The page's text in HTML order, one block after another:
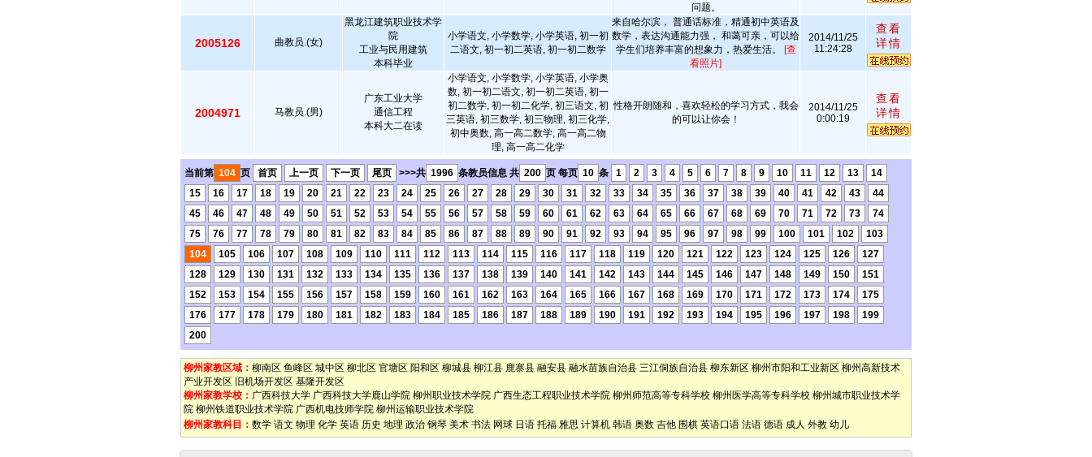
问题。
2005126 曲教员.(女)
黑龙江建筑职业技术学
院
工业与民用建筑
本科毕业
小学语文, 小学数学, 小学英语, 初一初
二语文, 初一初二英语, 初一初二数学
来自哈尔滨， 普通话标准，精通初中英语及
数学，表达沟通能力强， 和蔼可亲，可以给
学生们培养丰富的想象力，热爱生活。
[查
看照片]
2014/11/25
11:24:28
查看
详情
2004971 马教员.(男)
广东工业大学
通信工程
本科大二在读
小学语文, 小学数学, 小学英语, 小学奥
数, 初一初二语文, 初一初二英语, 初一
初二数学, 初一初二化学, 初三语文, 初
三英语, 初三数学, 初三物理, 初三化学,
初中奥数, 高一高二数学, 高一高二物
理, 高一高二化学
性格开朗随和，喜欢轻松的学习方式，我会
的可以让你会！
2014/11/25
0:00:19
查看
详情
当前第 104 页 首页 上一页 下一页 尾页 >>>共 1996 条教员信息 共 200 页 每页 10 条 1 2 3 4 5 6 7 8 9 10 11 12 13
14
15
16 17 18 19 20 21 22 23 24 25 26 27 28 29 30 31 32 33 34 35 36 37 38 39 40 41 42 43
44
45
46 47 48 49 50 51 52 53 54 55 56 57 58 59 60 61 62 63 64 65 66 67 68 69 70 71 72 73
74
75
76 77 78 79 80 81 82 83 84 85 86 87 88 89 90 91 92 93 94 95 96 97 98 99 100 101 102
103
104
105 106 107 108 109 110 111 112 113 114 115 116 117 118 119 120 121 122 123 124 125 126
127
128
129 130 131 132 133 134 135 136 137 138 139 140 141 142 143 144 145 146 147 148 149 150
151
152
153 154 155 156 157 158 159 160 161 162 163 164 165 166 167 168 169 170 171 172 173 174
175
176
177 178 179 180 181 182 183 184 185 186 187 188 189 190 191 192 193 194 195 196 197 198
199
200
柳州家教区域： 柳南区 鱼峰区 城中区 柳北区 官塘区 阳和区 柳城县 柳江县 鹿寨县 融安县 融水苗族自治县 三江侗族自治县 柳东新区 柳州市阳和工业新区 柳州高新技术
产业开发区
旧机场开发区 基隆开发区
柳州家教学校： 广西科技大学 广西科技大学鹿山学院 柳州职业技术学院 广西生态工程职业技术学院 柳州师范高等专科学校 柳州医学高等专科学校 柳州城市职业技术学
院 柳州铁道职业技术学院 广西机电技师学院 柳州运输职业技术学院
柳州家教科目： 数学 语文 物理 化学 英语 历史 地理 政治 钢琴 美术 书法 网球 日语 托福 雅思 计算机 韩语 奥数 吉他 围棋 英语口语 法语 德语 成人 外教 幼儿